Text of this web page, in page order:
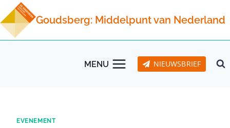
Doorgaan
naar
inhoud
Goudsberg: Middelpunt van Nederland
MENU NIEUWSBRIEF
EVENEMENT